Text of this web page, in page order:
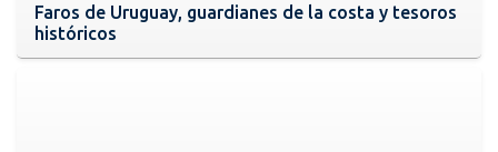
Faros de Uruguay, guardianes de la costa y tesoros
históricos